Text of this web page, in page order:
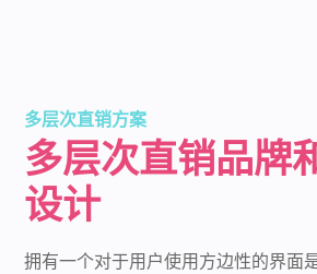
多层次直销方案
多层次直销品牌
设计
拥有一个对于用户使用方边性的界面